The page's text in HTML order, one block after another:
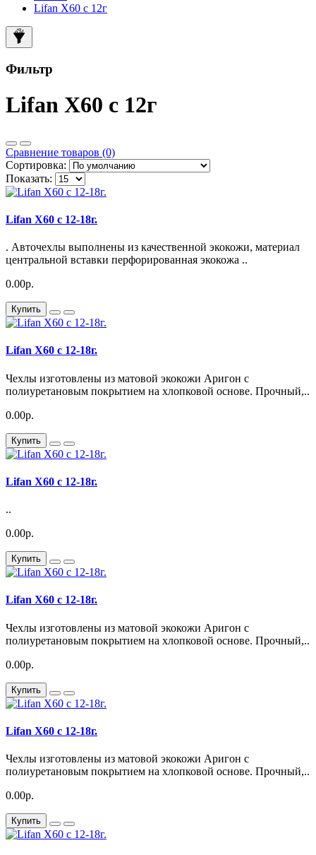
Lifan X60 с 12г
Фильтр
Lifan X60 с 12г
Сравнение товаров (0)
Сортировка:
Показать:
Lifan X60 с 12-18г.
. Авточехлы выполнены из качественной экокожи, материал
центральной вставки перфорированная экокожа ..
0.00р.
Купить
Lifan X60 с 12-18г.
Чехлы изготовлены из матовой экокожи Аригон с
полиуретановым покрытием на хлопковой основе. Прочный,..
0.00р.
Купить
Lifan X60 с 12-18г.
..
0.00р.
Купить
Lifan X60 с 12-18г.
Чехлы изготовлены из матовой экокожи Аригон с
полиуретановым покрытием на хлопковой основе. Прочный,..
0.00р.
Купить
Lifan X60 с 12-18г.
Чехлы изготовлены из матовой экокожи Аригон с
полиуретановым покрытием на хлопковой основе. Прочный,..
0.00р.
Купить